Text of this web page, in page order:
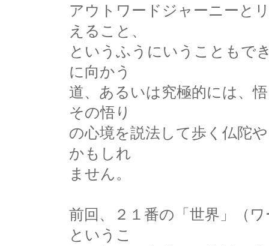
アウトワードジャーニーと
えること、
というふうにいうこともで
に向かう
道、あるいは究極的には、
その悟り
の心境を説法して歩く仏陀
かもしれ
ません。
前回、２１番の「世界」（
というこ